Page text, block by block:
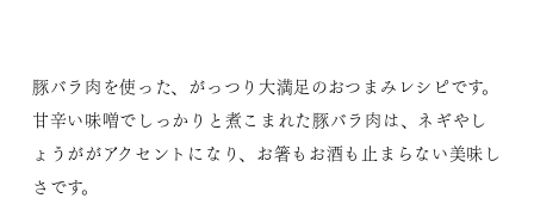
豚バラ肉を使った、がっつり大満足のおつまみレシピです。
甘辛い味噌でしっかりと煮こまれた豚バラ肉は、ネギやし
ょうががアクセントになり、お箸もお酒も止まらない美味し
さです。